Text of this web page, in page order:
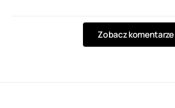
Zobacz komentarze